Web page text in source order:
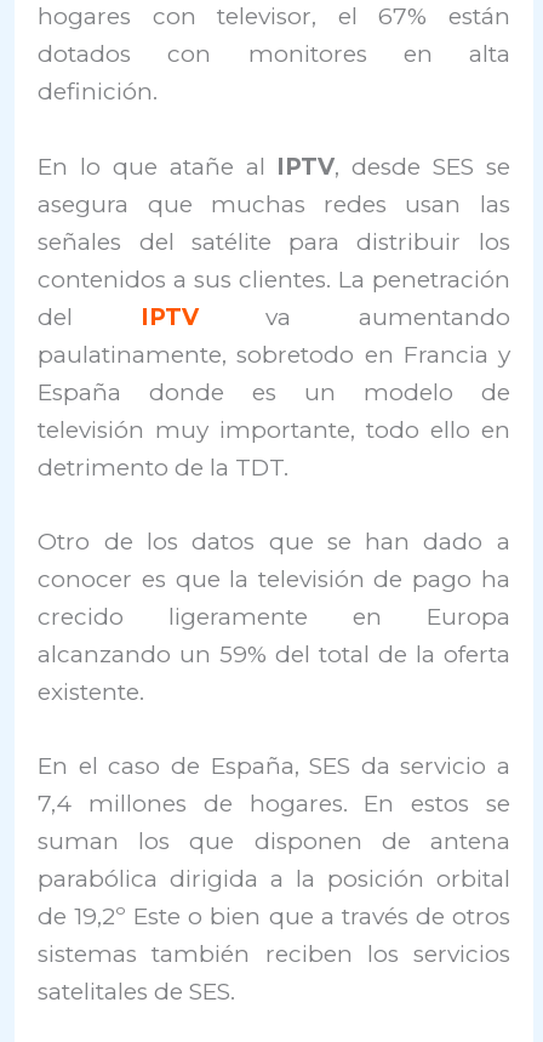
hogares con televisor, el 67% están
dotados con monitores en alta
definición.
En lo que atañe al IPTV, desde SES se
asegura que muchas redes usan las
señales del satélite para distribuir los
contenidos a sus clientes. La penetración
del IPTVva aumentando
paulatinamente, sobretodo en Francia y
España donde es un modelo de
televisión muy importante, todo ello en
detrimento de la TDT.
Otro de los datos que se han dado a
conocer es que la televisión de pago ha
crecido ligeramente en Europa
alcanzando un 59% del total de la oferta
existente.
En el caso de España, SES da servicio a
7,4 millones de hogares. En estos se
suman los que disponen de antena
parabólica dirigida a la posición orbital
de 19,2º Este o bien que a través de otros
sistemas también reciben los servicios
satelitales de SES.